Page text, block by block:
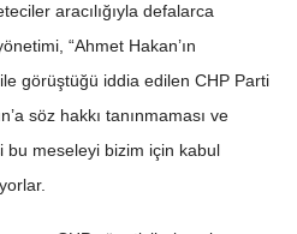
aracılığıyla defalarca
“Ahmet Hakan’ın
görüştüğü iddia edilen CHP Parti
söz hakkı tanınmaması ve
bu meseleyi bizim için kabul